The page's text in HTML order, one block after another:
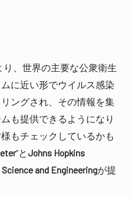
、世界の主要な公衆衛生
に近い形でウイルス感染
ングされ、その情報を集
も提供できるようになり
もチェックしているかも
“とJohns Hopkins
and Engineeringが提